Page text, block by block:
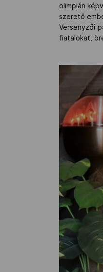
olimpián
szerető
Versenyzői
fiatalokat,